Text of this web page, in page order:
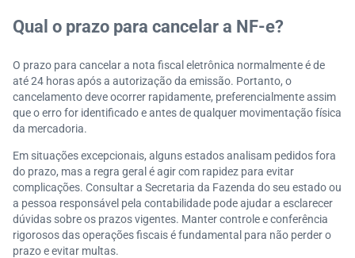
Qual o prazo para cancelar a NF-e?
O prazo para cancelar a nota fiscal eletrônica normalmente é de
até 24 horas após a autorização da emissão. Portanto, o
cancelamento deve ocorrer rapidamente, preferencialmente assim
que o erro for identificado e antes de qualquer movimentação física
da mercadoria.
Em situações excepcionais, alguns estados analisam pedidos fora
do prazo, mas a regra geral é agir com rapidez para evitar
complicações. Consultar a Secretaria da Fazenda do seu estado ou
a pessoa responsável pela contabilidade pode ajudar a esclarecer
dúvidas sobre os prazos vigentes. Manter controle e conferência
rigorosos das operações fiscais é fundamental para não perder o
prazo e evitar multas.